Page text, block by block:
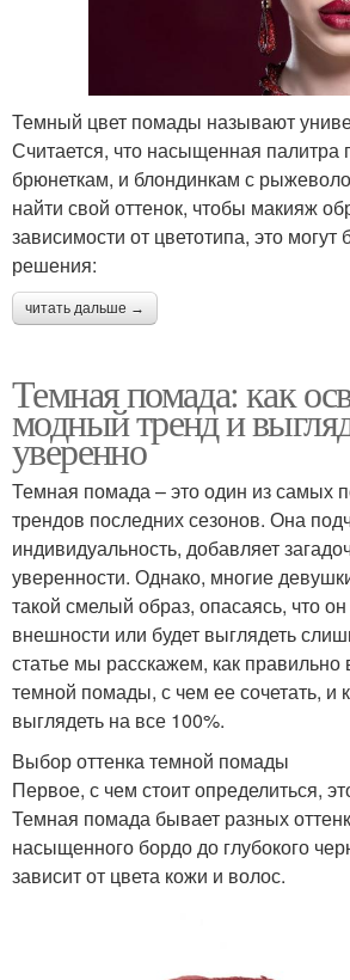
Темный цвет помады называют
Считается, что насыщенная
брюнеткам, и блондинкам с
найти свой оттенок, чтобы макияж
зависимости от цветотипа, это
решения:
читать дальше →
Темная помада: как
модный тренд и
уверенно
Темная помада – это один из самых
трендов последних сезонов. Она
индивидуальность, добавляет
уверенности. Однако, многие
такой смелый образ, опасаясь, что
внешности или будет выглядеть
статье мы расскажем, как правильно
темной помады, с чем ее сочетать, и
выглядеть на все 100%.
Выбор оттенка темной помады
Первое, с чем стоит определиться,
Темная помада бывает разных
насыщенного бордо до глубокого
зависит от цвета кожи и волос.